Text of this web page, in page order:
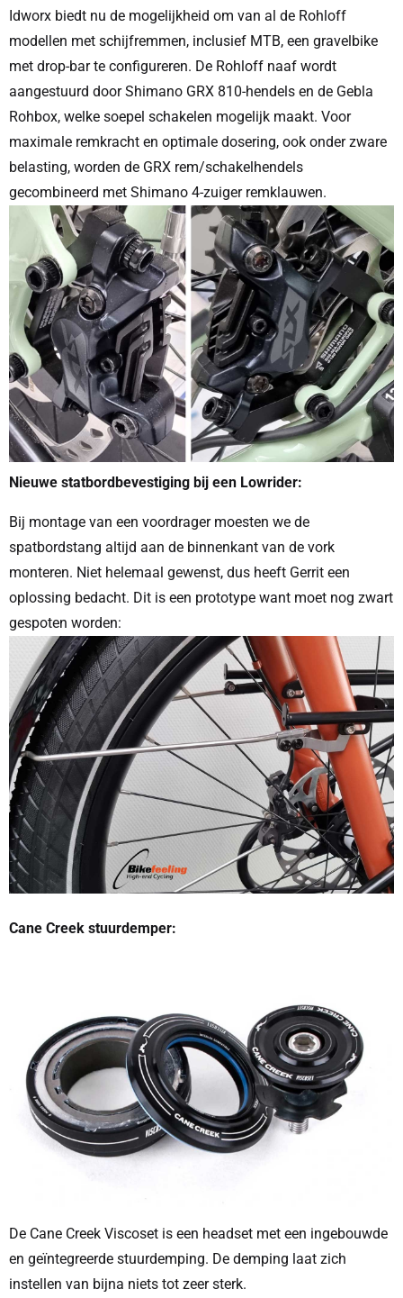
Idworx biedt nu de mogelijkheid om van al de Rohloff
modellen met schijfremmen, inclusief MTB, een gravelbike
met drop-bar te configureren. De Rohloff naaf wordt
aangestuurd door Shimano GRX 810-hendels en de Gebla
Rohbox, welke soepel schakelen mogelijk maakt. Voor
maximale remkracht en optimale dosering, ook onder zware
belasting, worden de GRX rem/schakelhendels
gecombineerd met Shimano 4-zuiger remklauwen.
Nieuwe statbordbevestiging bij een Lowrider:
Bij montage van een voordrager moesten we de
spatbordstang altijd aan de binnenkant van de vork
monteren. Niet helemaal gewenst, dus heeft Gerrit een
oplossing bedacht. Dit is een prototype want moet nog zwart
gespoten worden:
Cane Creek stuurdemper:
De Cane Creek Viscoset is een headset met een ingebouwde
en geïntegreerde stuurdemping. De demping laat zich
instellen van bijna niets tot zeer sterk.